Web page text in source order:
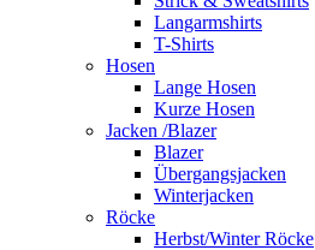
Langarmshirts
T-Shirts
Hosen
Lange Hosen
Kurze Hosen
Jacken /Blazer
Blazer
Übergangsjacken
Winterjacken
Röcke
Herbst/Winter Röcke